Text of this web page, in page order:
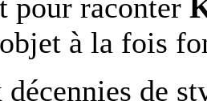
pour raconter
à la fois
décennies de